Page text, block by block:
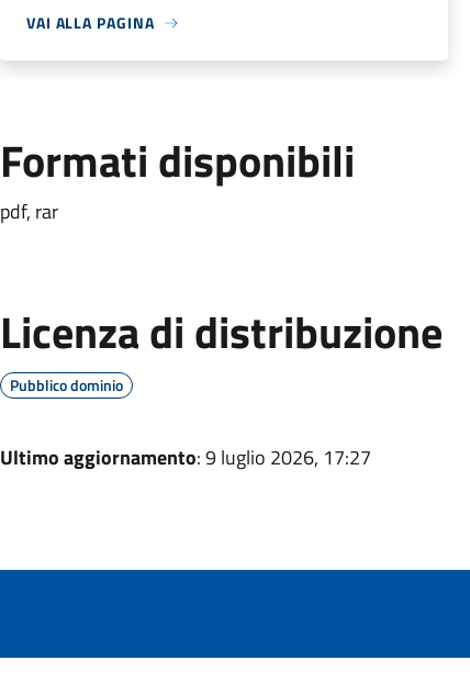
VAI ALLA PAGINA
Formati disponibili
pdf, rar
Licenza di distribuzione
Pubblico dominio
Ultimo aggiornamento: 9 luglio 2026, 17:27